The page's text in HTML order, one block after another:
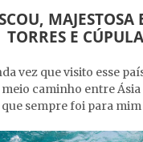
MAJESTOSA
TORRES E
vez que visito esse
meio caminho entre Ásia
que sempre foi para